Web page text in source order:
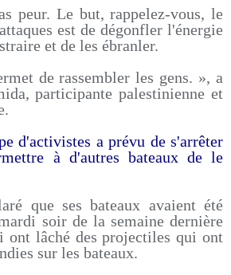
peur. Le but, rappelez-vous, le
est de dégonfler l'énergie
et de les ébranler.
de rassembler les gens. », a
participante palestinienne et
d'activistes a prévu de s'arrêter
à d'autres bateaux de le
que ses bateaux avaient été
soir de la semaine dernière
ont lâché des projectiles qui ont
sur les bateaux.